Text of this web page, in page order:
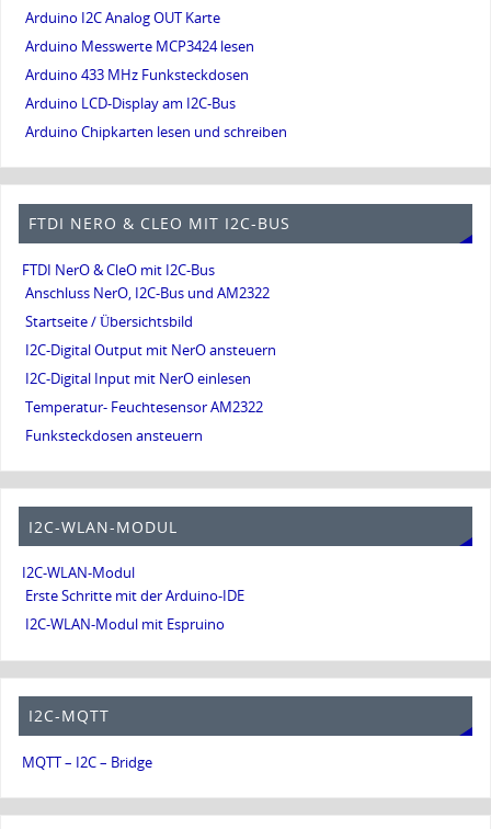
Arduino I2C Analog OUT Karte
Arduino Messwerte MCP3424 lesen
Arduino 433 MHz Funksteckdosen
Arduino LCD-Display am I2C-Bus
Arduino Chipkarten lesen und schreiben
FTDI NERO & CLEO MIT I2C-BUS
FTDI NerO & CleO mit I2C-Bus
Anschluss NerO, I2C-Bus und AM2322
Startseite / Übersichtsbild
I2C-Digital Output mit NerO ansteuern
I2C-Digital Input mit NerO einlesen
Temperatur- Feuchtesensor AM2322
Funksteckdosen ansteuern
I2C-WLAN-MODUL
I2C-WLAN-Modul
Erste Schritte mit der Arduino-IDE
I2C-WLAN-Modul mit Espruino
I2C-MQTT
MQTT – I2C – Bridge